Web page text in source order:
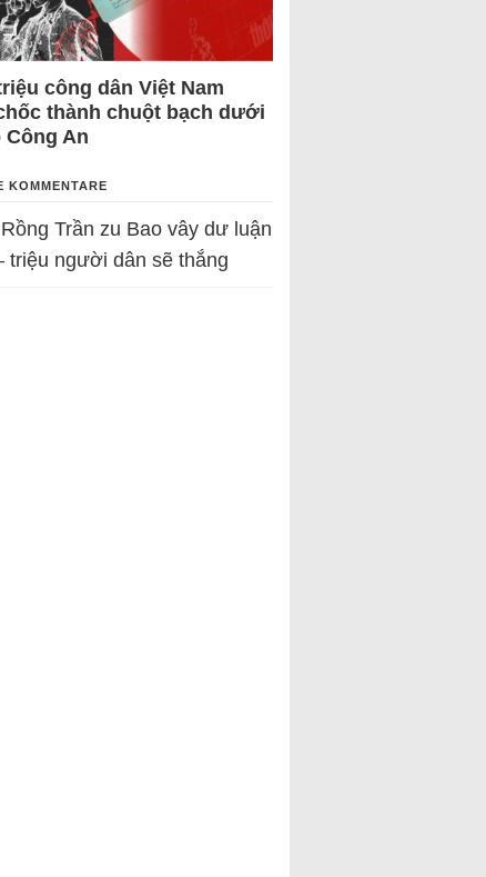
công dân Việt Nam
thành chuột bạch dưới
Công An
KOMMENTARE
Trần zu Bao vây dư luận
triệu người dân sẽ thắng